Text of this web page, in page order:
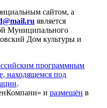
сайтом, а
является
Муниципального
Дом культуры и
программным
находящемся под
.
и размещён в